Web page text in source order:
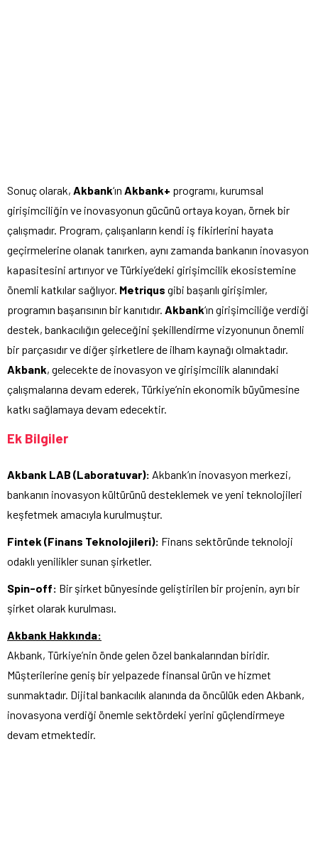
Sonuç olarak, Akbank‘ın Akbank+ programı, kurumsal
girişimciliğin ve inovasyonun gücünü ortaya koyan, örnek bir
çalışmadır. Program, çalışanların kendi iş fikirlerini hayata
geçirmelerine olanak tanırken, aynı zamanda bankanın inovasyon
kapasitesini artırıyor ve Türkiye’deki girişimcilik ekosistemine
önemli katkılar sağlıyor. Metriqus gibi başarılı girişimler,
programın başarısının bir kanıtıdır. Akbank‘ın girişimciliğe verdiği
destek, bankacılığın geleceğini şekillendirme vizyonunun önemli
bir parçasıdır ve diğer şirketlere de ilham kaynağı olmaktadır.
Akbank, gelecekte de inovasyon ve girişimcilik alanındaki
çalışmalarına devam ederek, Türkiye’nin ekonomik büyümesine
katkı sağlamaya devam edecektir.
Ek Bilgiler
Akbank LAB (Laboratuvar): Akbank’ın inovasyon merkezi,
bankanın inovasyon kültürünü desteklemek ve yeni teknolojileri
keşfetmek amacıyla kurulmuştur.
Fintek (Finans Teknolojileri): Finans sektöründe teknoloji
odaklı yenilikler sunan şirketler.
Spin-off: Bir şirket bünyesinde geliştirilen bir projenin, ayrı bir
şirket olarak kurulması.
Akbank Hakkında:
Akbank, Türkiye’nin önde gelen özel bankalarından biridir.
Müşterilerine geniş bir yelpazede finansal ürün ve hizmet
sunmaktadır. Dijital bankacılık alanında da öncülük eden Akbank,
inovasyona verdiği önemle sektördeki yerini güçlendirmeye
devam etmektedir.